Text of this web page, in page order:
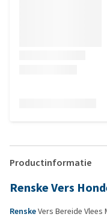
Productinformatie
Renske Vers
RenskeVers Bereide